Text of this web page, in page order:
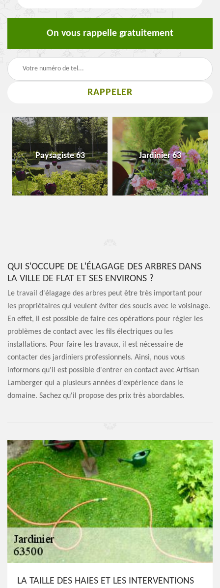
On vous rappelle gratuitement
Paysagiste 63 Jardinier 63
QUI S'OCCUPE DE L'ÉLAGAGE DES ARBRES DANS
LA VILLE DE FLAT ET SES ENVIRONS ?
Le travail d'élagage des arbres peut être très important pour
les propriétaires qui veulent éviter des soucis avec le voisinage.
En effet, il est possible de faire ces opérations pour régler les
problèmes de contact avec les fils électriques ou les
installations. Pour faire les travaux, il est nécessaire de
contacter des jardiniers professionnels. Ainsi, nous vous
informons qu'il est possible d'entrer en contact avec Artisan
Lamberger qui a plusieurs années d'expérience dans le
domaine. Sachez qu'il propose des prix très abordables.
LA TAILLE DES HAIES ET LES INTERVENTIONS